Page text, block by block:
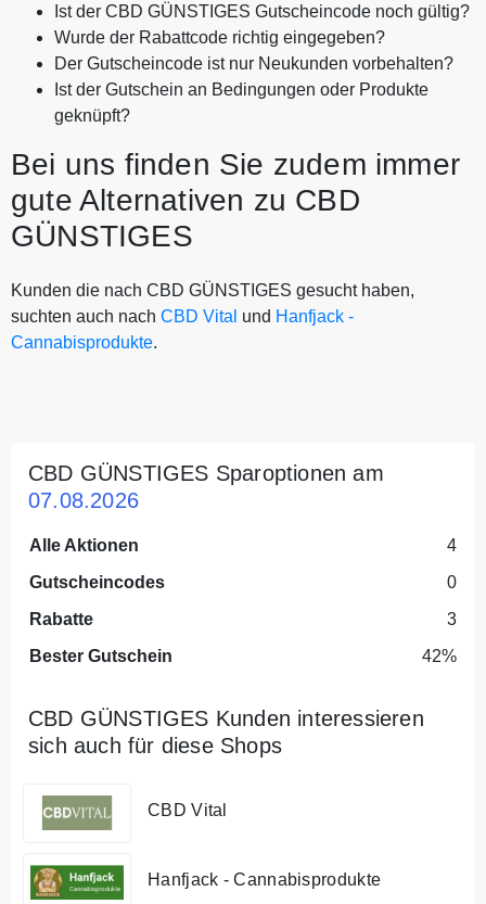
Ist der CBD GÜNSTIGES Gutscheincode noch gültig?
Wurde der Rabattcode richtig eingegeben?
Der Gutscheincode ist nur Neukunden vorbehalten?
Ist der Gutschein an Bedingungen oder Produkte
geknüpft?
Bei uns finden Sie zudem immer
gute Alternativen zu CBD
GÜNSTIGES
Kunden die nach CBD GÜNSTIGES gesucht haben,
suchten auch nach CBD Vital und Hanfjack -
Cannabisprodukte.
CBD GÜNSTIGES Sparoptionen am
07.08.2026
Alle Aktionen
4
Gutscheincodes
0
Rabatte
3
Bester Gutschein
42%
CBD GÜNSTIGES Kunden interessieren
sich auch für diese Shops
CBD Vital
Hanfjack - Cannabisprodukte